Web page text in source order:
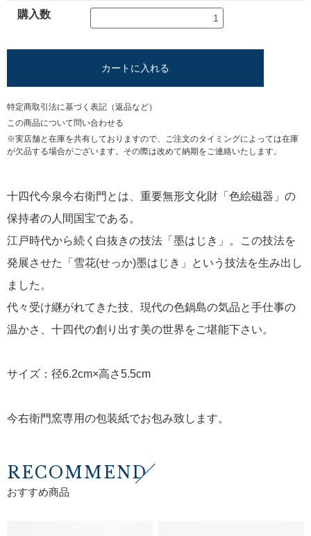
購入数
カートに入れる
特定商取引法に基づく表記（返品など）
この商品について問い合わせる
※実店舗と在庫を共有しておりますので、ご注文のタイミングによっては在庫
が欠品する場合がございます。その際は改めて納期をご連絡いたします。
十四代今泉今右衛門とは、重要無形文化財「色絵磁器」の
保持者の人間国宝である。
江戸時代から続く白抜きの技法「墨はじき」。この技法を
発展させた「雪花(せっか)墨はじき」という技法を生み出し
ました。
代々受け継がれてきた技、現代の色鍋島の気品と手仕事の
温かさ、十四代の創り出す美の世界をご堪能下さい。
サイズ：径6.2cm×高さ5.5cm
今右衛門窯専用の包装紙でお包み致します。
RECOMMEND
おすすめ商品